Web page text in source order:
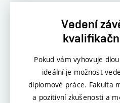
Vedení
Pokud vám vyhovuje
ideální je možnost
diplomové práce. Fakulta
a pozitivní zkušenosti a